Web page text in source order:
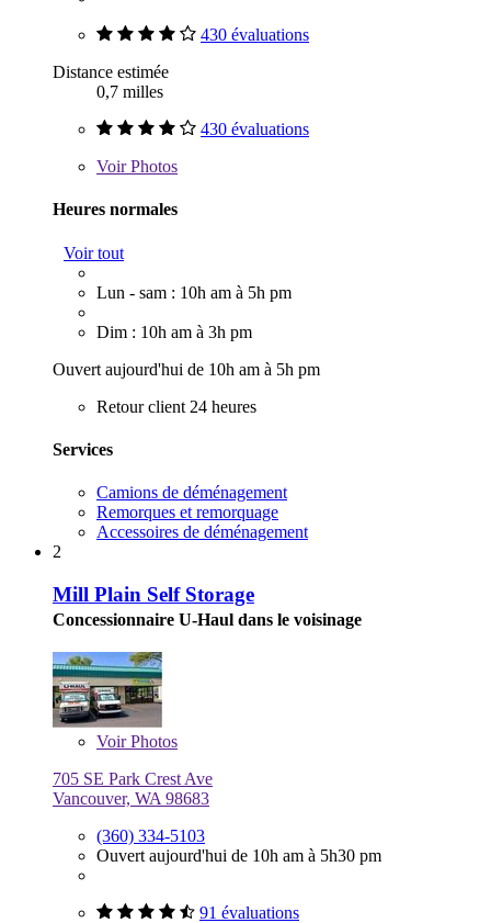
430 évaluations
Distance estimée
0,7 milles
430 évaluations
VoirPhotos
Heures normales
Voir tout
Lun - sam : 10h am à 5h pm
Dim : 10h am à 3h pm
Ouvert aujourd'hui de 10h am à 5h pm
Retour client 24 heures
Services
Camions de déménagement
Remorques et remorquage
Accessoires de déménagement
2
Mill Plain Self Storage
Concessionnaire U-Haul dans le voisinage
VoirPhotos
705 SE Park Crest Ave
Vancouver, WA 98683
(360) 334-5103
Ouvert aujourd'hui de 10h am à 5h30 pm
91 évaluations